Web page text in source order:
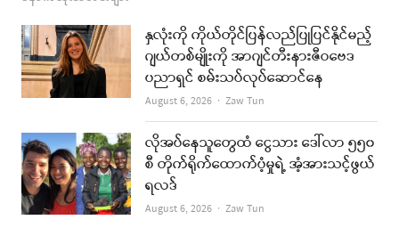
e
b
o
k
t
a
g
a
m
t
u
b
e
i
l
နှလုံးကို ကိုယ်တိုင်ပြန်လည်ပြုပြင်နိုင်မည့်
ဂျယ်တစ်မျိုးကို အာဂျင်တီးနားဇီဝဗေဒ
ပညာရှင် စမ်းသပ်လုပ်ဆောင်နေ
August 6, 2026 Author
Zaw Tun
လိုအပ်နေသူတွေထံ ငွေသား ဒေါ်လာ ၅၅၀
စီ တိုက်ရိုက်ထောက်ပံ့မှုရဲ့ အံ့အားသင့်ဖွယ်
ရလဒ်
August 6, 2026 Author
Zaw Tun